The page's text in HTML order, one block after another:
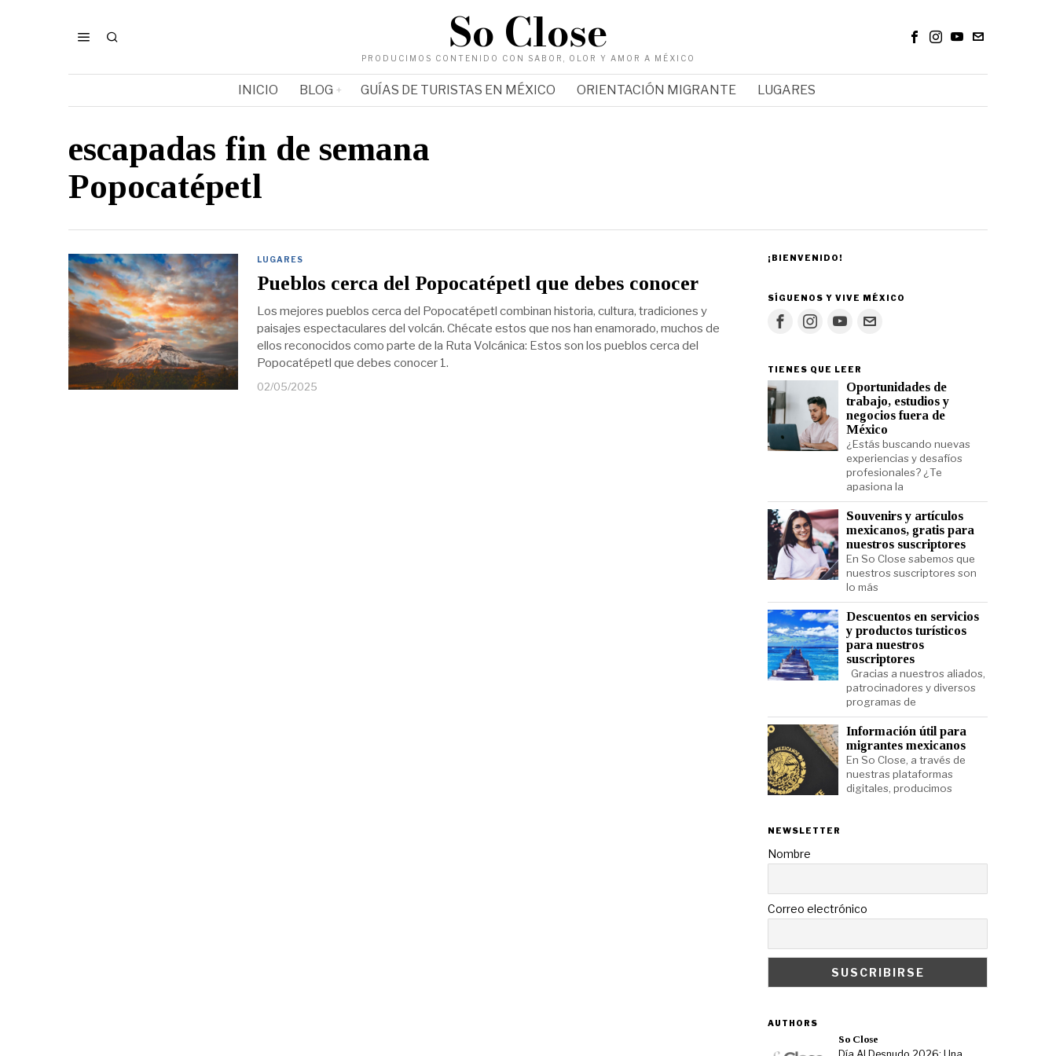
So Close
PRODUCIMOS CONTENIDO CON SABOR, OLOR Y AMOR A MÉXICO
INICIO BLOG GUÍAS DE TURISTAS EN MÉXICO ORIENTACIÓN MIGRANTE LUGARES
escapadas fin de semana
Popocatépetl
LUGARES
Pueblos cerca del Popocatépetl que debes conocer
Los mejores pueblos cerca del Popocatépetl combinan historia, cultura, tradiciones y
paisajes espectaculares del volcán. Chécate estos que nos han enamorado, muchos de
ellos reconocidos como parte de la Ruta Volcánica: Estos son los pueblos cerca del
Popocatépetl que debes conocer 1.
02/05/2025
¡BIENVENIDO!
SÍGUENOS Y VIVE MÉXICO
TIENES QUE LEER
Oportunidades de
trabajo, estudios y
negocios fuera de
México
¿Estás buscando nuevas
experiencias y desafíos
profesionales? ¿Te
apasiona la
Souvenirs y artículos
mexicanos, gratis para
nuestros suscriptores
En So Close sabemos que
nuestros suscriptores son
lo más
Descuentos en servicios
y productos turísticos
para nuestros
suscriptores
Gracias a nuestros aliados,
patrocinadores y diversos
programas de
Información útil para
migrantes mexicanos
En So Close, a través de
nuestras plataformas
digitales, producimos
NEWSLETTER
Nombre
Correo electrónico
AUTHORS
So Close